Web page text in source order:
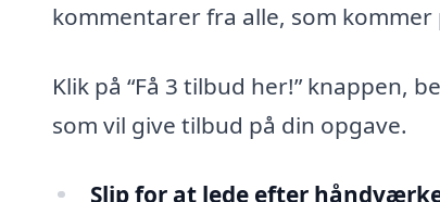
kommentarer fra alle, som kommer
Klik på “Få 3 tilbud her!” knappen,
som vil give tilbud på din opgave.
Slip for at lede efter